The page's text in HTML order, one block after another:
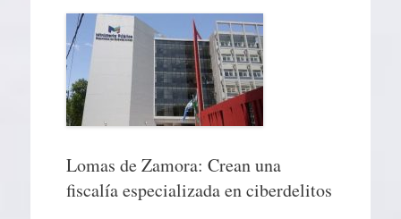
Lomas de Zamora: Crean una
fiscalía especializada en ciberdelitos